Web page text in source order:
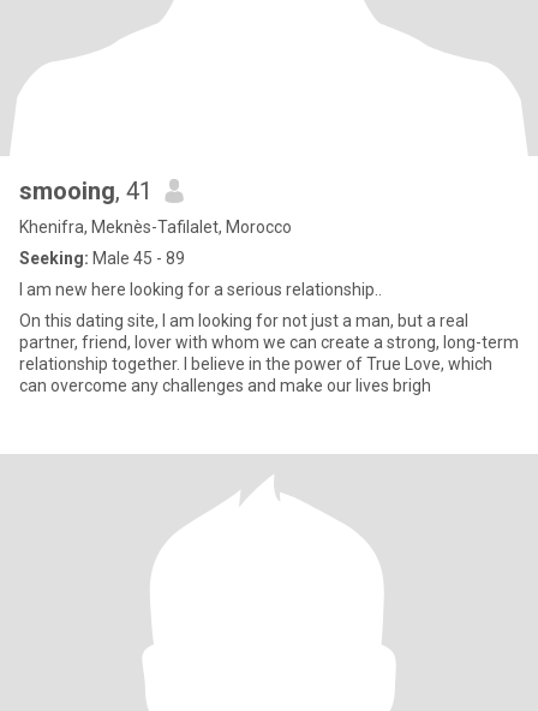
smooing, 41
Khenifra, Meknès-Tafilalet, Morocco
Seeking: Male 45 - 89
I am new here looking for a serious relationship..
On this dating site, I am looking for not just a man, but a real
partner, friend, lover with whom we can create a strong, long-term
relationship together. I believe in the power of True Love, which
can overcome any challenges and make our lives brigh